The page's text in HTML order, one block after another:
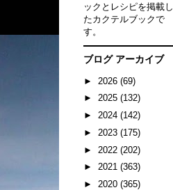
ックとレシピを掲載し
たカクテルブックで
す。
ブログ アーカイブ
► 2026 (69)
► 2025 (132)
► 2024 (142)
► 2023 (175)
► 2022 (202)
► 2021 (363)
► 2020 (365)